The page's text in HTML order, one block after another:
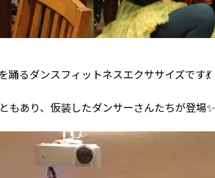
踊るダンスフィットネスエクササイズです💃
もあり、仮装したダンサーさんたちが登場✨